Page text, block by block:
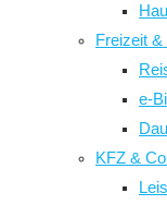
Freizeit &
e-
KFZ &